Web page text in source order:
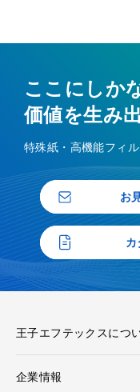
ここにしか
価値を生み
特殊紙・高機能フィ
お
カ
王子エフテックスにつ
企業情報